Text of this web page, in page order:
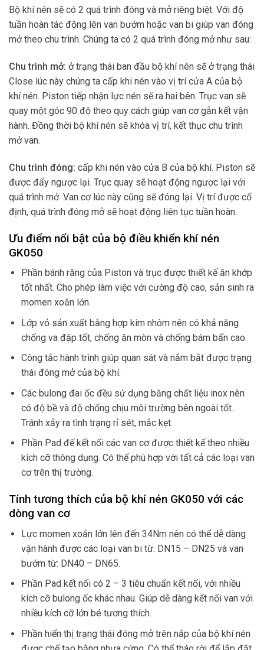
Bộ khí nén sẽ có 2 quá trình đóng và mở riêng biệt. Với độ
tuần hoàn tác động lên van bướm hoặc van bi giúp van đóng
mở theo chu trình. Chúng ta có 2 quá trình đóng mở như sau:
Chu trình mở: ở trạng thái ban đầu bộ khí nén sẽ ở trạng thái
Close lúc này chúng ta cấp khi nén vào vị trí cửa A của bộ
khí nén. Piston tiếp nhận lực nén sẽ ra hai bên. Trục van sẽ
quay một góc 90 độ theo quy cách giúp van cơ gắn kết vận
hành. Đồng thời bộ khí nén sẽ khóa vị trí, kết thục chu trình
mở van.
Chu trình đóng: cấp khi nén vào cửa B của bộ khí. Piston sẽ
được đẩy ngược lại. Trục quay sẽ hoạt động ngược lại với
quá trình mở. Van cơ lúc này cũng sẽ đóng lại. Vị trí được cố
định, quá trình đóng mở sẽ hoạt động liên tục tuần hoàn.
Ưu điểm nổi bật của bộ điều khiển khí nén
GK050
Phần bánh răng của Piston và trục được thiết kế ăn khớp
tốt nhất. Cho phép làm việc với cường độ cao, sản sinh ra
momen xoắn lớn.
Lớp vỏ sản xuất bằng hợp kim nhôm nên có khả năng
chống va đập tốt, chống ăn mòn và chống bám bẩn cao.
Công tắc hành trình giúp quan sát và nắm bắt được trạng
thái đóng mở của bộ khí.
Các bulong đai ốc đều sử dụng bằng chất liệu inox nên
có độ bề và độ chống chịu môi trường bên ngoài tốt.
Tránh xảy ra tình trạng rỉ sét, mắc kẹt.
Phần Pad để kết nối các van cơ được thiết kế theo nhiều
kích cỡ thông dụng. Có thể phù hợp với tất cả các loại van
cơ trên thị trường.
Tính tương thích của bộ khí nén GK050 với các
dòng van cơ
Lực momen xoắn lớn lên đến 34Nm nên có thể dễ dàng
vận hành được các loại van bi từ: DN15 – DN25 và van
bướm từ: DN40 – DN65.
Phần Pad kết nối có 2 – 3 tiêu chuẩn kết nối, với nhiều
kích cỡ bulong ốc khác nhau. Giúp dễ dàng kết nối van với
nhiều kích cỡ lớn bé tương thích.
Phần hiển thị trạng thái đóng mở trên nắp của bộ khí nén